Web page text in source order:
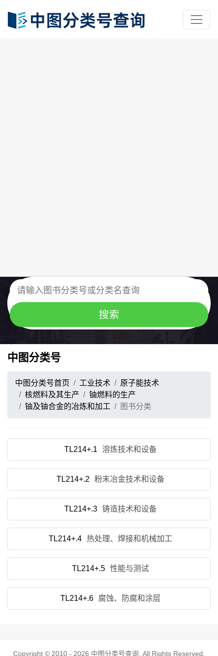
中图分类号
中图分类号首页 工业技术
原子能技术
核燃料及其生产
铀燃料的生产
铀及铀合金的冶炼和加工
图书分类
TL214+.1 溶炼技术和设备
TL214+.2 粉末冶金技术和设备
TL214+.3 铸造技术和设备
TL214+.4 热处理、焊接和机械加工
TL214+.5 性能与测试
TL214+.6 腐蚀、防腐和涂层
Copyright © 2010 - 2026 中图分类号查询 . All Rights Reserved.